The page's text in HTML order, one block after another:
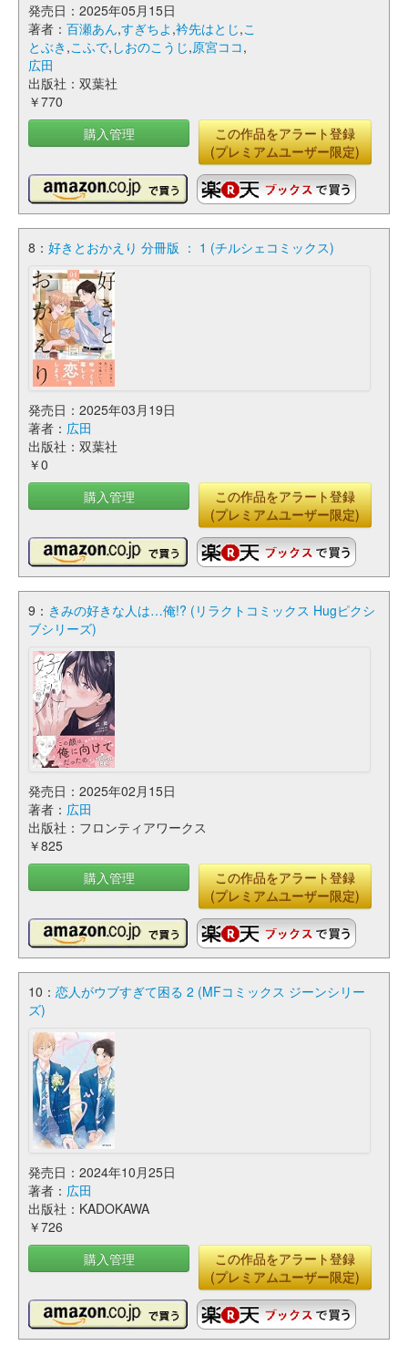
発売日：2025年05月15日
著者： 百瀬あん,すぎちよ ,衿先はとじ,こ
とぶき ,こふで, しおのこうじ,原宮ココ,
広田
出版社：双葉社
￥770
購入管理
この作品をアラート登録
(プレミアムユーザー限定)
8： 好きとおかえり 分冊版 ： 1 (チルシェコミックス)
発売日：2025年03月19日
著者： 広田
出版社：双葉社
￥0
購入管理
この作品をアラート登録
(プレミアムユーザー限定)
9： きみの好きな人は…俺!? (リラクトコミックス Hugピクシ
ブシリーズ)
発売日：2025年02月15日
著者： 広田
出版社：フロンティアワークス
￥825
購入管理
この作品をアラート登録
(プレミアムユーザー限定)
10： 恋人がウブすぎて困る 2 (MFコミックス ジーンシリー
ズ)
発売日：2024年10月25日
著者： 広田
出版社：KADOKAWA
￥726
購入管理
この作品をアラート登録
(プレミアムユーザー限定)